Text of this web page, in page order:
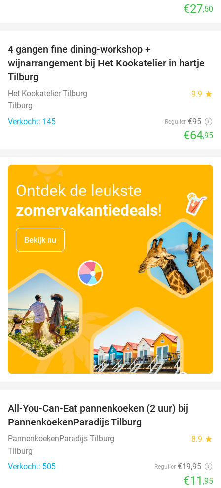
€27,50
4 gangen fine dining-workshop +
wijnarrangement bij Het Kookatelier in hartje
Tilburg
Het Kookatelier Tilburg 9.9 star
Tilburg
Verkocht: 145
Regulier €95
€64,95
Ontdek de leukste
zomervakantiedeals!
Bekijk nu
All-You-Can-Eat pannenkoeken (2 uur) bij
PannenkoekenParadijs Tilburg
PannenkoekenParadijs Tilburg 8.9 star
Tilburg
Verkocht: 505
Regulier €19,95
€11 ,95